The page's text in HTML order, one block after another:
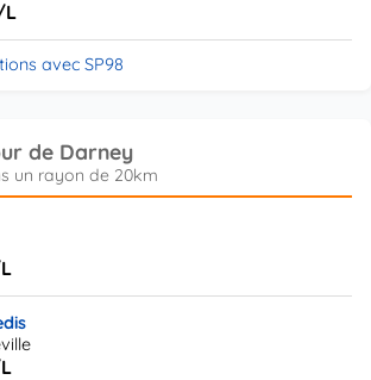
L
avec SP98
de Darney